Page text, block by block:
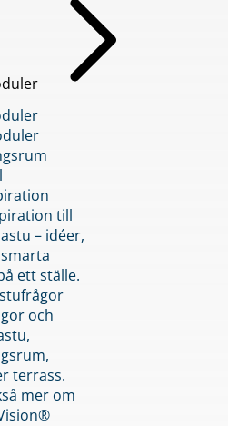
till
– idéer,
ett ställe.
och
terrass.
mer om